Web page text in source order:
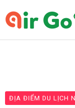
ĐỊA ĐIỂM DU LỊCH